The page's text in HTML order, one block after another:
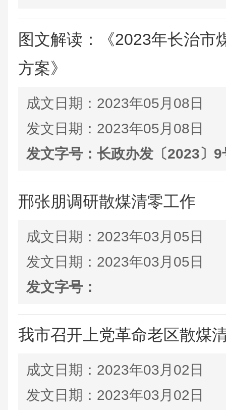
图文解读：《2023年长治市
方案》
成文日期： 2023年05月08日
发文日期： 2023年05月08日
发文字号： 长政办发〔2023〕9
邢张朋调研散煤清零工作
成文日期： 2023年03月05日
发文日期： 2023年03月05日
发文字号：
我市召开上党革命老区散煤
成文日期： 2023年03月02日
发文日期： 2023年03月02日